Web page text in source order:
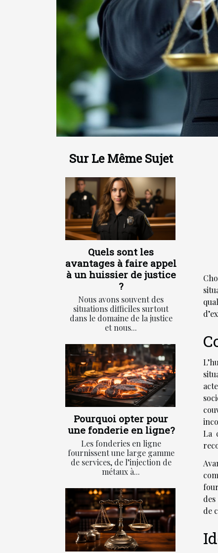
Sur Le Même Sujet
Quels sont les
avantages à faire appel
à un huissier de justice
?
Nous avons souvent des
situations difficiles surtout
dans le domaine de la justice
et nous...
Pourquoi opter pour
une fonderie en ligne?
Les fonderies en ligne
fournissent une large gamme
de services, de l’injection de
métaux à...
La
de